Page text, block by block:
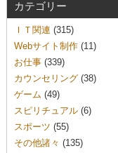
カテゴリー
ＩＴ関連 (315)
Webサイト制作(11)
お仕事(339)
カウンセリング(38)
ゲーム (49)
スピリチュアル(6)
スポーツ (55)
その他諸々 (135)